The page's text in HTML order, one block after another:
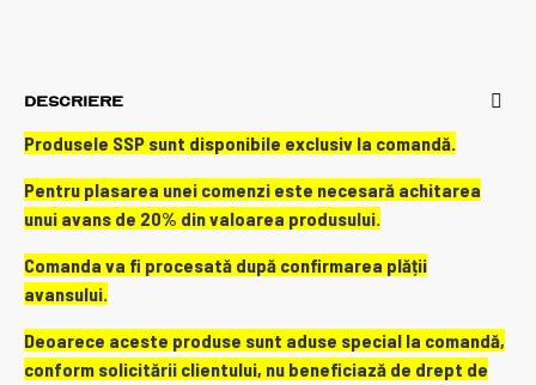
DESCRIERE
Produsele SSP sunt disponibile exclusiv la comandă.
Pentru plasarea unei comenzi este necesară achitarea
unui avans de 20% din valoarea produsului.
Comanda va fi procesată după confirmarea plății
avansului.
Deoarece aceste produse sunt aduse special la comandă,
conform solicitării clientului, nu beneficiază de drept de